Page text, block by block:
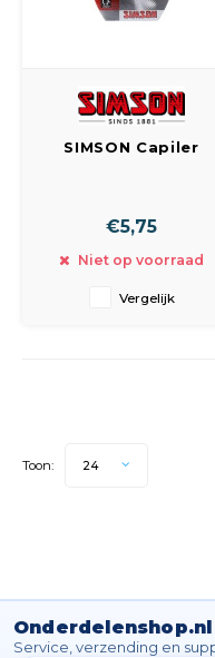
SIMSON Capiler
€5,75
Niet op voorraad
Vergelijk
Toon: 24
Onderdelenshop.nl
Service, verzending en